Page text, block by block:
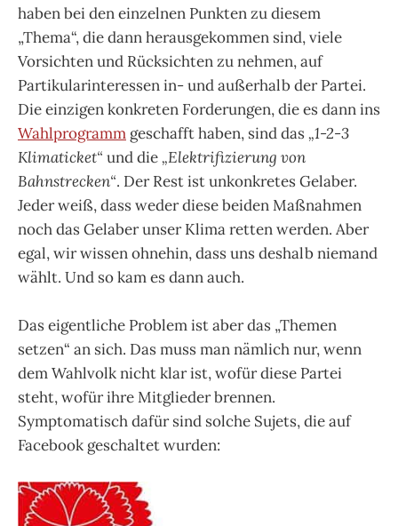
haben bei den einzelnen Punkten zu diesem
„Thema“, die dann herausgekommen sind, viele
Vorsichten und Rücksichten zu nehmen, auf
Partikularinteressen in- und außerhalb der Partei.
Die einzigen konkreten Forderungen, die es dann ins
Wahlprogramm geschafft haben, sind das„1-2-3
Klimaticket“ und die„Elektrifizierung von
Bahnstrecken“. Der Rest ist unkonkretes Gelaber.
Jeder weiß, dass weder diese beiden Maßnahmen
noch das Gelaber unser Klima retten werden. Aber
egal, wir wissen ohnehin, dass uns deshalb niemand
wählt. Und so kam es dann auch.
Das eigentliche Problem ist aber das „Themen
setzen“ an sich. Das muss man nämlich nur, wenn
dem Wahlvolk nicht klar ist, wofür diese Partei
steht, wofür ihre Mitglieder brennen.
Symptomatisch dafür sind solche Sujets, die auf
Facebook geschaltet wurden: